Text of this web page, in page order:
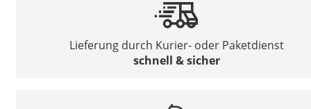
Lieferung durch Kurier- oder Paketdienst
schnell & sicher